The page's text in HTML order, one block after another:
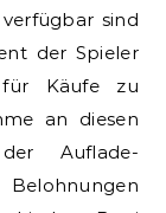
sind
der Spieler
für Käufe zu
an diesen
Auflade-